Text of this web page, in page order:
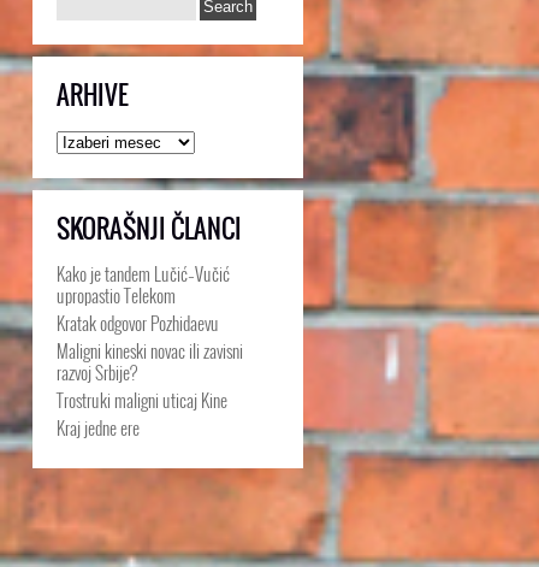
ARHIVE
Arhive
SKORAŠNJI ČLANCI
Kako je tandem Lučić–Vučić
upropastio Telekom
Kratak odgovor Pozhidaevu
Maligni kineski novac ili zavisni
razvoj Srbije?
Trostruki maligni uticaj Kine
Kraj jedne ere